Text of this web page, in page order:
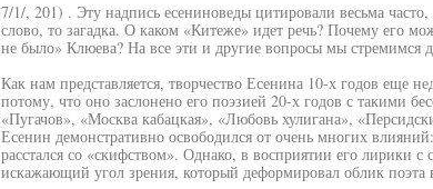
7/1/, 201) . Эту надпись есениноведы цитировали весьма
слово, то загадка. О каком «Китеже» идет речь? Почему его
не было» Клюева? На все эти и другие вопросы мы стремимся
Как нам представляется, творчество Есенина 10-х годов еще
потому, что оно заслонено его поэзией 20-х годов с такими
«Пугачов», «Москва кабацкая», «Любовь хулигана»,
Есенин демонстративно освободился от очень многих
расстался со «скифством». Однако, в восприятии его лирики с
искажающий угол зрения, который деформировал облик поэта